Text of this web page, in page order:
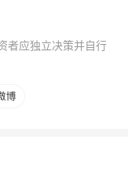
者应独立决策并自行